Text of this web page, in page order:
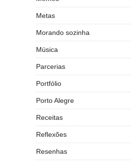
Metas
Morando sozinha
Música
Parcerias
Portfólio
Porto Alegre
Receitas
Reflexões
Resenhas